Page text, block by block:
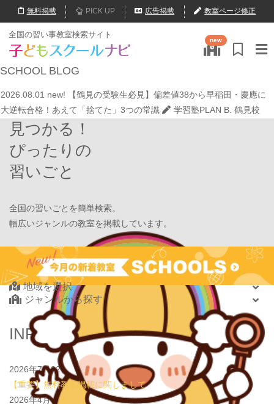
無料掲載 PICK UP 広告掲載 教室ページ修正
全国の習い事教室検索サイト
new
SCHOOL BLOG
2026.07.20 【オンライン開催】夏休みの作文・日記お助け講座
現教室そうぞう
2026.08.01 new!
【鶴見の受験生必見】偏差値38から早稲田・慶應に
大逆転合格！あえて「捨てた」3つの常識
学習塾PLAN B. 鶴見校
2026.08.01 new! 心を育てる時間は今！1歳2歳
2026.07.29
new! 【第24回ファミリードーム杯小学生軟式野球大会】
JPCスポーツ教室 山形店
2026.07.22 情操教育ってつまり何？
現教室そうぞう
2026.08.01 new! 8月末開催【東京三鷹】光る衣装づくり＆ゾンビダン
スでハロウィンを楽しもう👻
表現教室そうぞう
2026.08.01
new!
【鶴見の受験生必見】偏差値38から早稲田・慶應に
大逆転合格！あえて「捨てた」3つの常識
学習塾PLAN B. 鶴見校
2026.08.01 new! 心を育てる時間は今！1歳2歳
いのまた音楽教室
2026.07.29 new! 【第24回ファミリードーム杯小学生軟式野球大会】
JPCスポーツ教室 山形店
2026.07.22
情操教育ってつまり何？
いのまた音楽教室
2026.07.20 【オンライン開催】夏休みの作文・日記お助け講座
表
現教室そうぞう
見つかる！
ぴったりの
習いごと
全国の習いごとを簡単検索。
幅広いジャンルの教室を掲載しています。
Find Your School
地域を選択
北海道・東北
北海道
岩手県
宮城県
秋田県
ジャンルから探す
INFORMATION
2026年7月22日
【重要】無料教室掲載に関しまして
2026年4月3日